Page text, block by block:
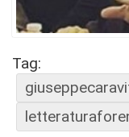
Tag: